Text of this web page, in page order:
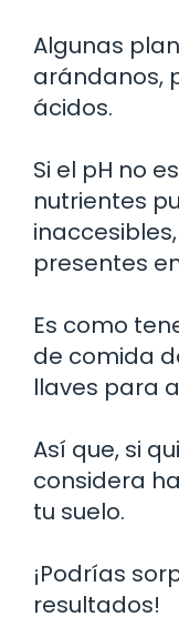
Algunas
arándanos,
ácidos.
Si el pH no
nutrientes
presentes
Es como
de comida
llaves para
Así que, si
considera
tu suelo.
¡Podrías
resultados!